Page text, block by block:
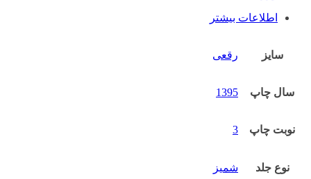
اطلاعات بیشتر
سایز رقعی
سال چاپ 1395
نوبت چاپ 3
نوع جلد شمیز